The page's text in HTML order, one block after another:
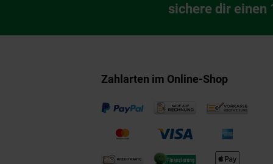
Newsletter
sichere dir einen
Zahlarten im Online-Shop